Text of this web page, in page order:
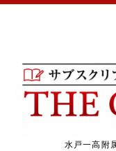
水戸一高附